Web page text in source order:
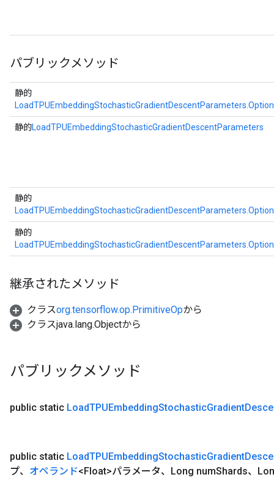
パブリックメソッド
静的
静的LoadTPUEmbeddingStochasticGradientDescentParameters
静的
静的
継承されたメソッド
クラスorg.tensorflow.op.PrimitiveOpから
クラスjava.lang.Objectから
パブリックメソッド
public static LoadTPUEmbeddingStochasticGradient
public static LoadTPUEmbeddingStochasticGradient
プ、 オペランド<Float>パラメータ、Long numShards、